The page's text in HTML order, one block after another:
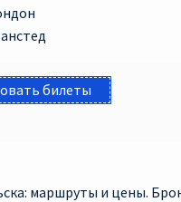
билеты
маршруты и цены.